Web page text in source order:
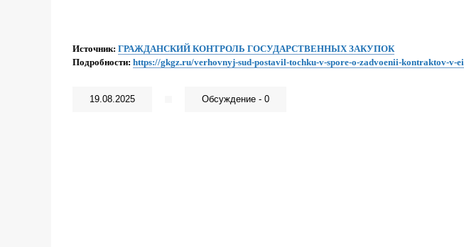
Источник: ГРАЖДАНСКИЙ КОНТРОЛЬ ГОСУДАРСТВЕННЫХ ЗАКУПОК
Подробности: https://gkgz.ru/verhovnyj-sud-postavil-tochku-v-spore-o-zadvoenii-kontraktov-v-
19.08.2025 Обсуждение - 0